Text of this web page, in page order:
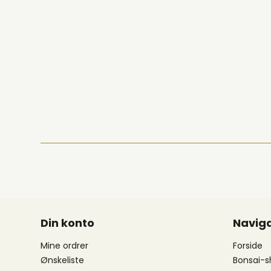
Din konto
Mine ordrer
Ønskeliste
Forside
Bonsai-